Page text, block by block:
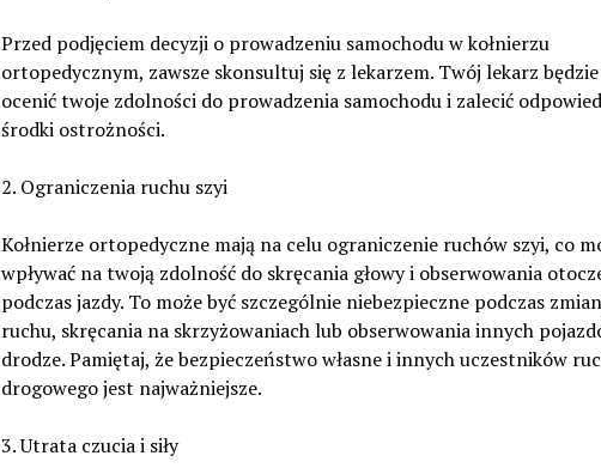
Przed podjęciem decyzji o prowadzeniu samochodu w kołnierzu
ortopedycznym, zawsze skonsultuj się z lekarzem. Twój lekarz
ocenić twoje zdolności do prowadzenia samochodu i zalecić
środki ostrożności.
2. Ograniczenia ruchu szyi
Kołnierze ortopedyczne mają na celu ograniczenie ruchów szyi, co
wpływać na twoją zdolność do skręcania głowy i obserwowania
podczas jazdy. To może być szczególnie niebezpieczne podczas
ruchu, skręcania na skrzyżowaniach lub obserwowania innych
drodze. Pamiętaj, że bezpieczeństwo własne i innych uczestników
drogowego jest najważniejsze.
3. Utrata czucia i siły